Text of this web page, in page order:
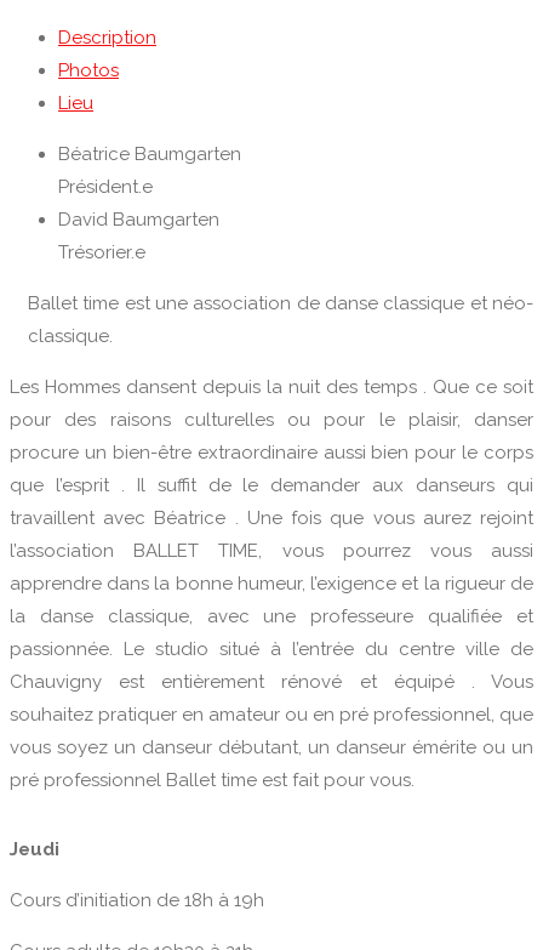
Description
Photos
Lieu
Béatrice Baumgarten
Président.e
David Baumgarten
Trésorier.e
Ballet time est une association de danse classique et néo-
classique.
Les Hommes dansent depuis la nuit des temps . Que ce soit
pour des raisons culturelles ou pour le plaisir, danser
procure un bien-être extraordinaire aussi bien pour le corps
que l’esprit . Il suffit de le demander aux danseurs qui
travaillent avec Béatrice . Une fois que vous aurez rejoint
l’association BALLET TIME, vous pourrez vous aussi
apprendre dans la bonne humeur, l’exigence et la rigueur de
la danse classique, avec une professeure qualifiée et
passionnée. Le studio situé à l’entrée du centre ville de
Chauvigny est entièrement rénové et équipé . Vous
souhaitez pratiquer en amateur ou en pré professionnel, que
vous soyez un danseur débutant, un danseur émérite ou un
pré professionnel Ballet time est fait pour vous.
Jeudi
Cours d’initiation de 18h à 19h